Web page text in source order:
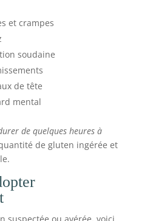
et crampes
soudaine
de tête
mental
de quelques heures à
de gluten ingérée et